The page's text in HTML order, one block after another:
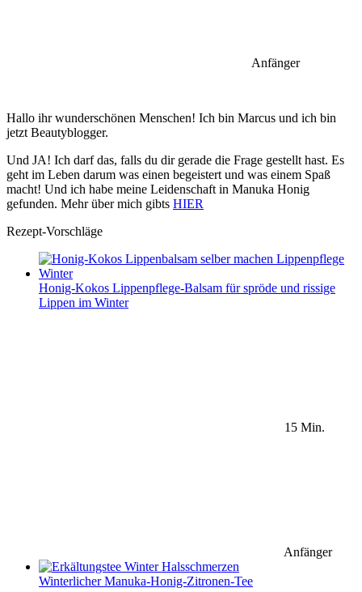
Anfänger
Hallo ihr wunderschönen Menschen! Ich bin Marcus und ich bin
jetzt Beautyblogger.
Und JA! Ich darf das, falls du dir gerade die Frage gestellt hast. Es
geht im Leben darum was einen begeistert und was einem Spaß
macht! Und ich habe meine Leidenschaft in Manuka Honig
gefunden. Mehr über mich gibts HIER
Rezept-Vorschläge
Honig-Kokos Lippenpflege-Balsam für spröde und rissige
Lippen im Winter
15 Min.
Anfänger
Winterlicher Manuka-Honig-Zitronen-Tee